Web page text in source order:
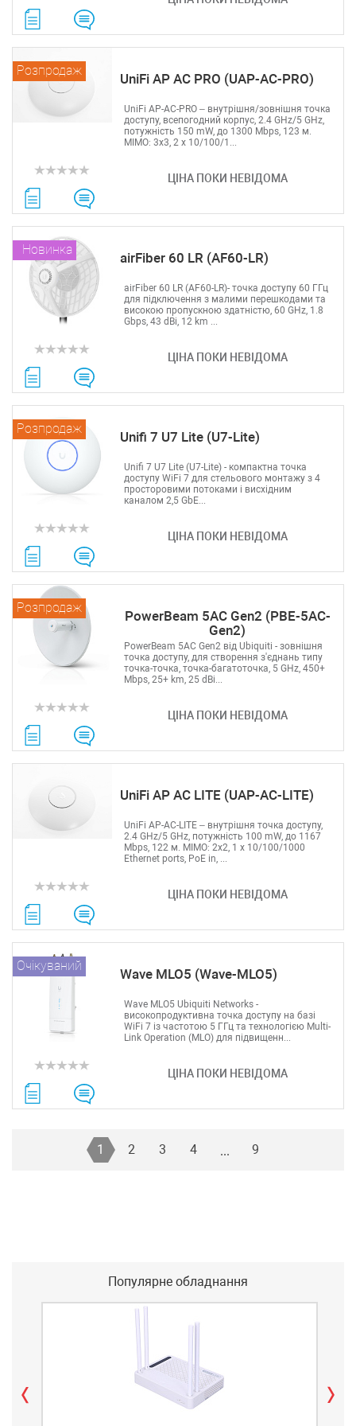
UniFi AP AC PRO (UAP-AC-PRO)
Розпродаж
ЦІНА ПОКИ НЕВІДОМА
UniFi AP-AC-PRO – внутрішня/зовнішня точка
доступу, всепогодний корпус, 2.4 GHz/5 GHz,
потужність 150 mW, до 1300 Mbps, 123 м.
MIMO: 3x3, 2 х 10/100/1...
airFiber 60 LR (AF60-LR)
Новинка
ЦІНА ПОКИ НЕВІДОМА
airFiber 60 LR (AF60-LR)- точка доступу 60 ГГц
для підключення з малими перешкодами та
високою пропускною здатністю, 60 GHz, 1.8
Gbps, 43 dBi, 12 km ...
Unifi 7 U7 Lite (U7-Lite)
Очікуваний
Розпродаж
ЦІНА ПОКИ НЕВІДОМА
Unifi 7 U7 Lite (U7-Lite) - компактна точка
доступу WiFi 7 для стельового монтажу з 4
просторовими потоками і висхідним
каналом 2,5 GbE...
PowerBeam 5AC Gen2 (PBE-5AC-
Gen2)
Розпродаж
ЦІНА ПОКИ НЕВІДОМА
PowerBeam 5AC Gen2 від Ubiquiti - зовнішня
точка доступу, для створення з'єднань типу
точка-точка, точка-багатоточка, 5 GHz, 450+
Mbps, 25+ km, 25 dBi...
UniFi AP AC LITE (UAP-AC-LITE)
ЦІНА ПОКИ НЕВІДОМА
UniFi AP-AC-LITE – внутрішня точка доступу,
2.4 GHz/5 GHz, потужність 100 mW, до 1167
Mbps, 122 м. MIMO: 2x2, 1 х 10/100/1000
Ethernet ports, PoE in, ...
Wave MLO5 (Wave-MLO5)
Очікуваний
ЦІНА ПОКИ НЕВІДОМА
Wave MLO5 Ubiquiti Networks -
високопродуктивна точка доступу на базі
WiFi 7 із частотою 5 ГГц та технологією Multi-
Link Operation (MLO) для підвищенн...
1 2 3 4 ... 9
Популярне обладнання